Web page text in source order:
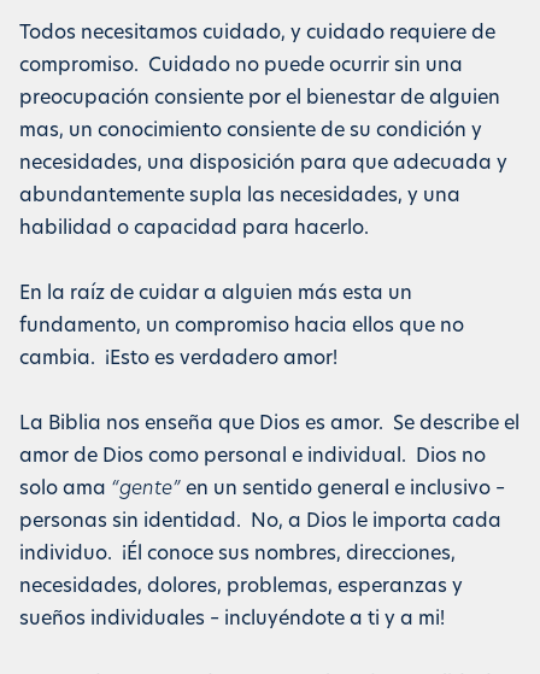
Todos necesitamos cuidado, y cuidado requiere de
compromiso. Cuidado no puede ocurrir sin una
preocupación consiente por el bienestar de alguien
mas, un conocimiento consiente de su condición y
necesidades, una disposición para que adecuada y
abundantemente supla las necesidades, y una
habilidad o capacidad para hacerlo.
En la raíz de cuidar a alguien más esta un
fundamento, un compromiso hacia ellos que no
cambia. ¡Esto es verdadero amor!
La Biblia nos enseña que Dios es amor. Se describe el
amor de Dios como personal e individual. Dios no
solo ama “gente” en un sentido general e inclusivo –
personas sin identidad. No, a Dios le importa cada
individuo. ¡Él conoce sus nombres, direcciones,
necesidades, dolores, problemas, esperanzas y
sueños individuales – incluyéndote a ti y a mi!